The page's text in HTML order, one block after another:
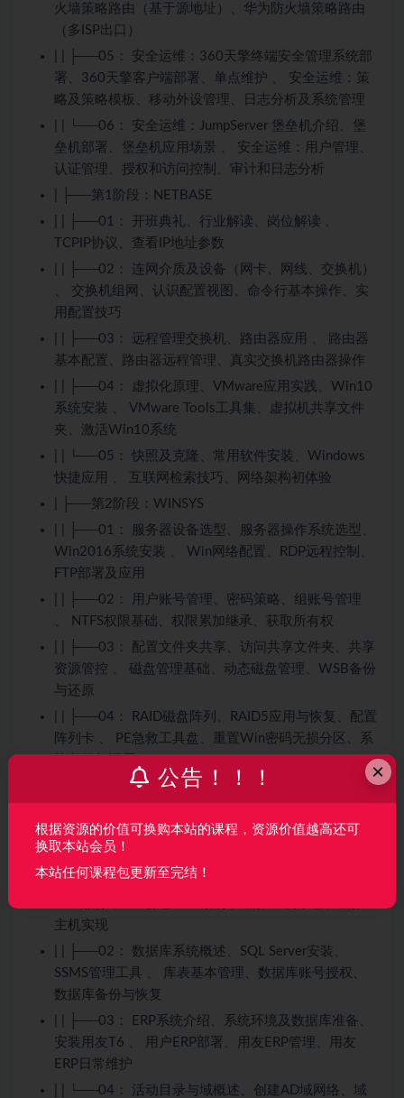
火墙策略路由（基于源地址）、华为防火墙策略路由
（多ISP出口）
| | ├──05： 安全运维：360天擎终端安全管理系统部
署、360天擎客户端部署、单点维护 、 安全运维：策
略及策略模板、移动外设管理、日志分析及系统管理
| | └──06： 安全运维：JumpServer 堡垒机介绍、堡
垒机部署、堡垒机应用场景 、 安全运维：用户管理、
认证管理、授权和访问控制、审计和日志分析
| ├──第1阶段：NETBASE
| | ├──01： 开班典礼、行业解读、岗位解读 、
TCPIP协议、查看IP地址参数
| | ├──02： 连网介质及设备（网卡、网线、交换机）
、 交换机组网、认识配置视图、命令行基本操作、实
用配置技巧
| | ├──03： 远程管理交换机、路由器应用 、 路由器
基本配置、路由器远程管理、真实交换机路由器操作
| | ├──04： 虚拟化原理、VMware应用实践、Win10
系统安装 、 VMware Tools工具集、虚拟机共享文件
夹、激活Win10系统
| | └──05： 快照及克隆、常用软件安装、Windows
快捷应用 、 互联网检索技巧、网络架构初体验
| ├──第2阶段：WINSYS
| | ├──01： 服务器设备选型、服务器操作系统选型、
Win2016系统安装 、 Win网络配置、RDP远程控制、
FTP部署及应用
| | ├──02： 用户账号管理、密码策略、组账号管理
、 NTFS权限基础、权限累加继承、获取所有权
| | ├──03： 配置文件夹共享、访问共享文件夹、共享
资源管控 、 磁盘管理基础、动态磁盘管理、WSB备份
与还原
| | ├──04： RAID磁盘阵列、RAID5应用与恢复、配置
阵列卡 、 PE急救工具盘、重置Win密码无损分区、系
| | └──05： 常见故障类型、常见故障排查思路、操作
10安全模式
| ├──第3阶段：WINSRV
| | ├──01： DNS解析原理、hosts文件解析、基础
主机实现
| | ├──02： 数据库系统概述、SQL Server安装、
SSMS管理工具 、 库表基本管理、数据库账号授权、
数据库备份与恢复
| | ├──03： ERP系统介绍、系统环境及数据库准备、
安装用友T6 、 用户ERP部署、用友ERP管理、用友
ERP日常维护
| | └──04： 活动目录与域概述、创建AD域网络、域
×
公告！！！
根据资源的价值可换购本站的课程，资源价值越高还可
换取本站会员！
本站任何课程包更新至完结！